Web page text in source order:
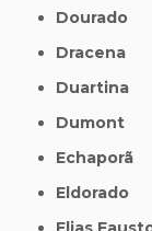
Dourado
Dracena
Duartina
Dumont
Echaporã
Eldorado